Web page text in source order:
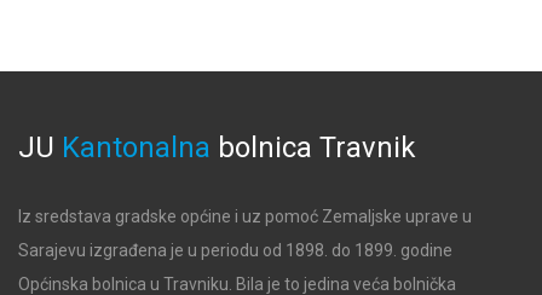
JU Kantonalna bolnica Travnik
Iz sredstava gradske općine i uz pomoć Zemaljske uprave u
Sarajevu izgrađena je u periodu od 1898. do 1899. godine
Općinska bolnica u Travniku. Bila je to jedina veća bolnička